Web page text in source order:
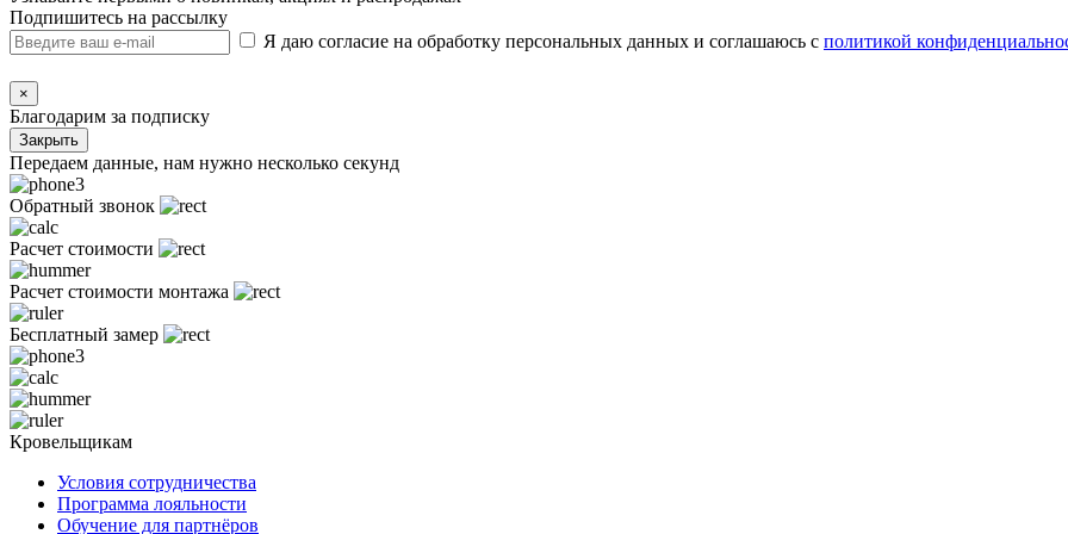
Подпишитесь на рассылку
Я даю согласие на обработку персональных данных и соглашаюсь с политикой
×
Благодарим за подписку
Закрыть
Передаем данные, нам нужно несколько секунд
Обратный звонок
Расчет стоимости
Расчет стоимости монтажа
Бесплатный замер
Кровельщикам
Условия сотрудничества
Программа лояльности
Обучение для партнёров